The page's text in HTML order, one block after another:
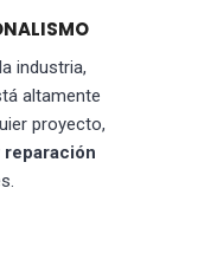
industria,
altamente
proyecto,
reparación